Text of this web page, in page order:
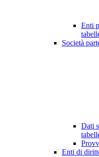
Enti
Società
Dati
Enti di